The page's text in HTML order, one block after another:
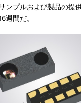
ンプルおよび製品の提
週間だ。